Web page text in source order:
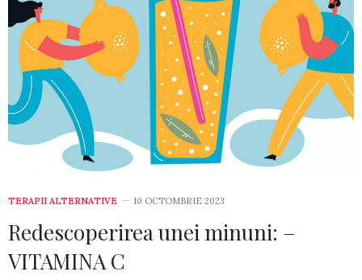
TERAPII ALTERNATIVE 10 OCTOMBRIE 2023
Redescoperirea unei minuni: –
VITAMINA C